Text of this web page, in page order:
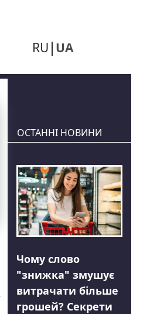
RU UA
ОСТАННІ НОВИНИ
Чому слово
"знижка" змушує
витрачати більше
грошей? Секрети